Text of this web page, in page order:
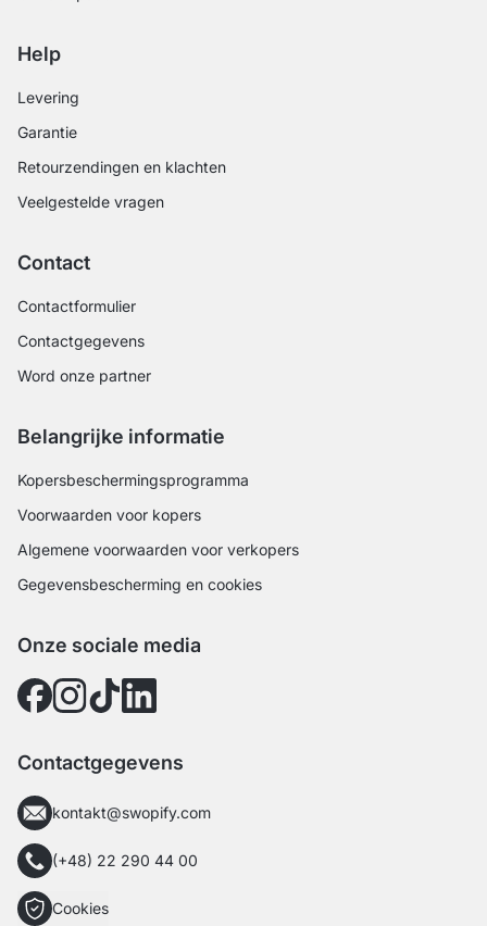
Help
Levering
Garantie
Retourzendingen en klachten
Veelgestelde vragen
Contact
Contactformulier
Contactgegevens
Word onze partner
Belangrijke informatie
Kopersbeschermingsprogramma
Voorwaarden voor kopers
Algemene voorwaarden voor verkopers
Gegevensbescherming en cookies
Onze sociale media
Contactgegevens
kontakt@swopify.com
(+48) 22 290 44 00
Cookies